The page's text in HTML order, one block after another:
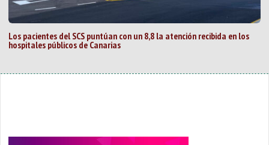
Los pacientes del SCS puntúan con un 8,8 la atención recibida en los
hospitales públicos de Canarias